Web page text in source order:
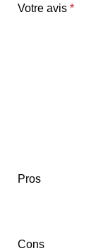
Votre avis *
Pros
Cons